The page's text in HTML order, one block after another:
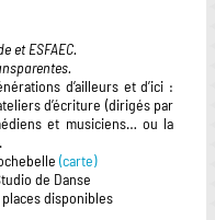
et ESFAEC.
d’ailleurs et d’ici :
d’écriture (dirigés par
et musiciens… ou la
(carte)
de Danse
disponibles